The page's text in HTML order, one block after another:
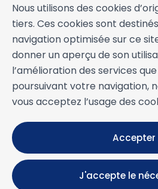
Nous utilisons des cookies
tiers. Ces cookies sont
navigation optimisée sur ce
donner un aperçu de son
l’amélioration des services
poursuivant votre navigation,
vous acceptez l’usage des
Accepter
J'accepte le